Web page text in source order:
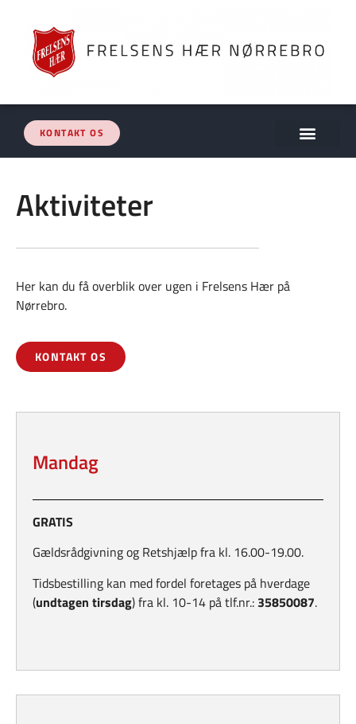
KONTAKT OS
Aktiviteter
Her kan du få overblik over ugen i Frelsens Hær på
Nørrebro.
KONTAKT OS
Mandag
GRATIS
Gældsrådgivning og Retshjælp fra kl. 16.00-19.00.
Tidsbestilling kan med fordel foretages på hverdage
(undtagen tirsdag) fra kl. 10-14 på tlf.nr.: 35850087.